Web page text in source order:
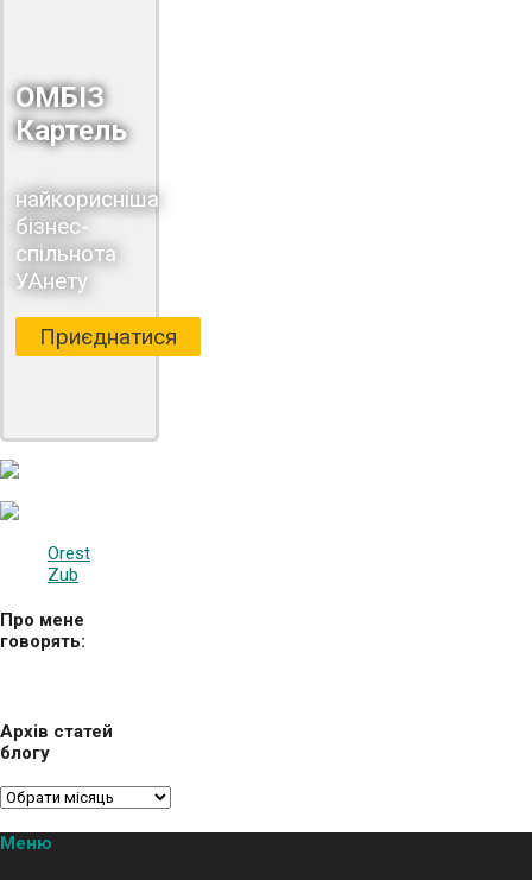
ОМБІЗ
Картель
найкорисніша
бізнес-
спільнота
УАнету
Приєднатися
Orest
Zub
Про мене
говорять:
Архів статей
блогу
Меню